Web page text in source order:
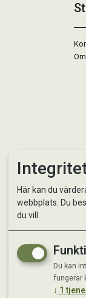
Här kan du
webbplats. Du
du vill.
Du kan
fungerar
↓ 1